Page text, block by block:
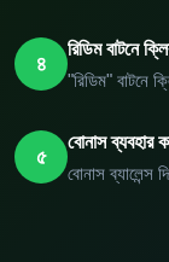
৪
রিডিম বাটনে
"রিডিম" বাটনে
৫
বোনাস ব্যবহার
বোনাস ব্যালেন্স